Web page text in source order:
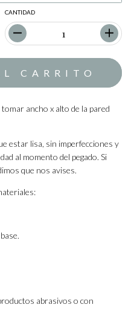
CANTIDAD
ancho x alto de la pared
estar lisa, sin imperfecciones y
al momento del pegado. Si
que nos avises.
abrasivos o con